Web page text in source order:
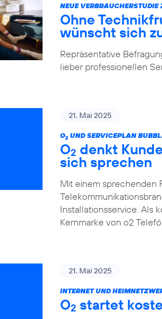
NEUE VERBRAUCHERSTUDIE
Ohne
wünscht sich
Repräsentative
lieber professionellen
21. Mai 2025
O2 UND SERVICEPLAN
O2 denkt
sich sprechen
Mit einem sprechenden
Installationsservice. Als
Kernmarke von o2
21. Mai 2025
INTERNET UND
O2 startet